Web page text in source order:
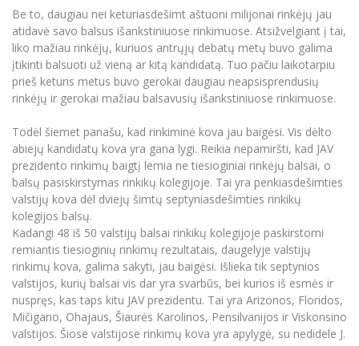
Studentams
Studentams
Darbuotojams
Partnerystės
Azijos centras
Vilniaus Karaliaus Sedžiongo institutas
Frankofoniškų šalių studijų centras
Darbuotojams
Partnerystės
Azijos centras
Vilniaus Karaliaus Sedžiongo institutas
Frankofoniškų šalių studijų centras
Darnus vystymasis
Privatumo politika
Negalia ir individualieji poreikiai
Viešai skelbiama informacija
Parama Ukrainai
Civilinė sauga
Korupcijos prevencija
Privačių interesų deklaravimas
Informacija naujiems darbuotojams
Studijų Moodle (studijų vykdymui)
Darbuotojų Moodle (kompetencijų tobulinimui)
Studijų tvarkaraštis
Informacinė sistema "Studijos"
Darbuotojų elektroninis paštas
Daugiafaktorinė autentifikacija universiteto
darbuotojams (MFA)
Mokslininkų profiliai "CRIS"
Bendruomenės gerovė
Darbuotojų kvalifikacijos kėlimas
MRU norminių teisės aktų duomenų bazė
Intranetas
eDVS
Microsoft Office 365
Be to, daugiau nei keturiasdešimt aštuoni milijonai rinkėjų jau
atidavė savo balsus išankstiniuose rinkimuose. Atsižvelgiant į tai,
liko mažiau rinkėjų, kuriuos antrųjų debatų metų buvo galima
įtikinti balsuoti už vieną ar kitą kandidatą. Tuo pačiu laikotarpiu
prieš keturis metus buvo gerokai daugiau neapsisprendusių
rinkėjų ir gerokai mažiau balsavusių išankstiniuose rinkimuose.
Todėl šiemet panašu, kad rinkiminė kova jau baigėsi. Vis dėlto
abiejų kandidatų kova yra gana lygi. Reikia nepamiršti, kad JAV
prezidento rinkimų baigtį lemia ne tiesioginiai rinkėjų balsai, o
balsų pasiskirstymas rinkikų kolegijoje. Tai yra penkiasdešimties
valstijų kova dėl dviejų šimtų septyniasdešimties rinkikų
kolegijos balsų.
Kadangi 48 iš 50 valstijų balsai rinkikų kolegijoje paskirstomi
remiantis tiesioginių rinkimų rezultatais, daugelyje valstijų
rinkimų kova, galima sakyti, jau baigėsi. Išlieka tik septynios
valstijos, kurių balsai vis dar yra svarbūs, bei kurios iš esmės ir
nuspręs, kas taps kitu JAV prezidentu. Tai yra Arizonos, Floridos,
Mičigano, Ohajaus, Šiaurės Karolinos, Pensilvanijos ir Viskonsino
valstijos. Šiose valstijose rinkimų kova yra apylygė, su nedidele J.